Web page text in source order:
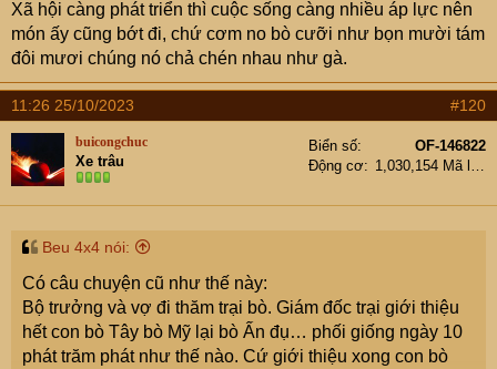
:
Xã hội càng phát triển thì cuộc sống càng nhiều áp lực nên
món ấy cũng bớt đi, chứ cơm no bò cưỡi như bọn mười tám
đôi mươi chúng nó chả chén nhau như gà.
11:26 25/10/2023 #120
buicongchuc
Xe trâu
Biển số
OF-146822
Động cơ
Beu 4x4 nói:
Có câu chuyện cũ như thế này:
Bộ trưởng và vợ đi thăm trại bò. Giám đốc trại giới thiệu
hết con bò Tây bò Mỹ lại bò Ấn đụ… phối giống ngày 10
phát trăm phát như thế nào. Cứ giới thiệu xong con bò